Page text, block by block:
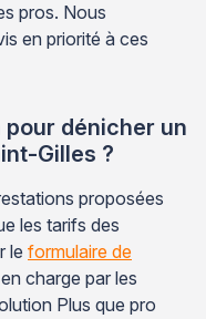
pros. Nous
en priorité à ces
dénicher un
Gilles ?
proposées
les tarifs des
le formulaire de
charge par les
Plus que pro